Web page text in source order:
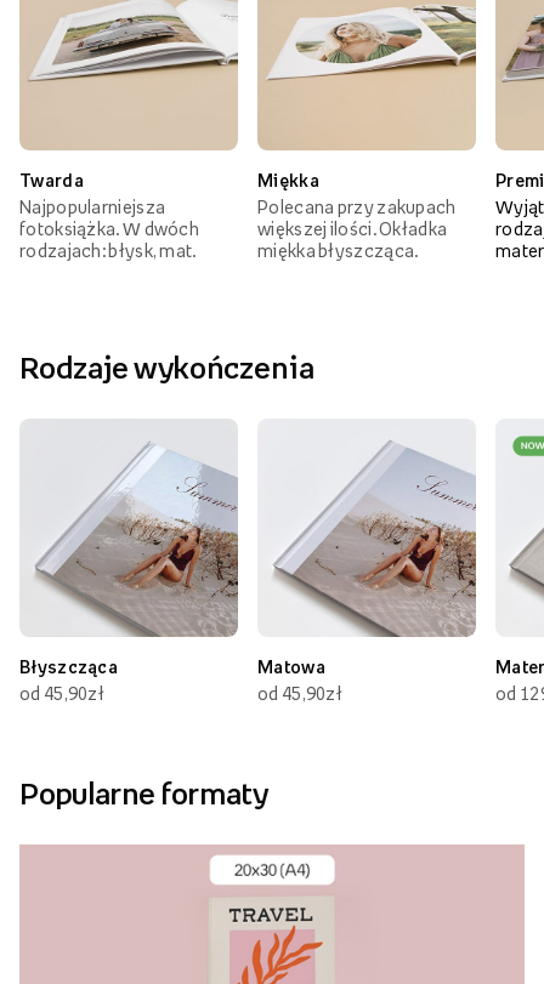
Twarda
Najpopularniejsza
fotoksiążka. W dwóch
rodzajach: błysk, mat.
Miękka
Polecana przy zakupach
większej ilości. Okładka
miękka błyszcząca.
Rodzaje wykończenia
Błyszcząca
od 45,90zł
Matowa
od 45,90zł
od
Popularne formaty